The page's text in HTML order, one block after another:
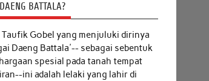
BATTALA?
Gobel yang menjuluki dirinya
Daeng Battala'-- sebagai sebentuk
spesial pada tanah tempat
ini adalah lelaki yang lahir di